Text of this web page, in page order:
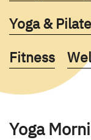
Kurse des
Yoga &
Kurse des
Fitness
Yoga